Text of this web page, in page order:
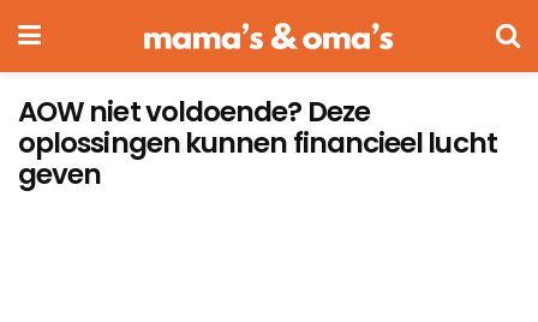
AOW niet voldoende? Deze
oplossingen kunnen financieel lucht
geven